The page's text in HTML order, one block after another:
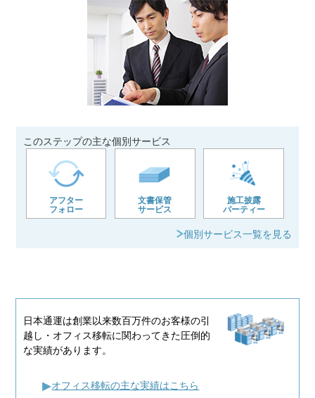
このステップの主な個別サービス
アフター
フォロー
文書保管
サービス
施工披露
パーティー
個別サービス一覧を見る
日本通運は創業以来数百万件のお客様の引
越し・オフィス移転に関わってきた圧倒的
な実績があります。
オフィス移転の主な実績はこちら